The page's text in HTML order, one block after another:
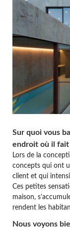
Sur quoi vous
endroit où il fait
Lors de la
concepts qui ont
client et qui
Ces petites
maison,
rendent les
Nous voyons